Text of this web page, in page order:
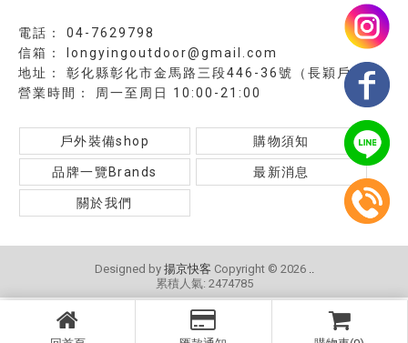
04-7629798
longyingoutdoor@gmail.com
彰化縣彰化市金馬路三段446-36號（長穎戶外）
周一至周日 10:00-21:00
戶外裝備shop 購物須知
品牌一覽Brands 最新消息
關於我們
Designed by 揚京快客 Copyright © 2026 ..
累積人氣: 2474785